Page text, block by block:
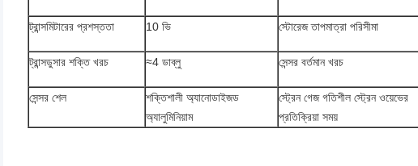
ট্রান্সমিটারের প্রশস্ততা 10 ভি স্টোরেজ তাপমাত্রা পরিসীমা
ট্রান্সডুসার শক্তি খরচ ≈4 ডাব্লু সেন্সর বর্তমান খরচ
সেন্সর শেল
শক্তিশালী অ্যানোডাইজড
অ্যালুমিনিয়াম
স্ট্রেন গেজ গতিশীল স্ট্রেন ওয়েভের
প্রতিক্রিয়া সময়